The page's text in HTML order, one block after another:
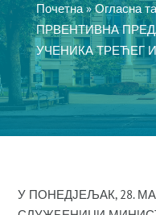
Почетна»Огласна
ПРВЕНТИВНА
УЧЕНИКА ТРЕЋЕГ
У ПОНЕДЈЕЉАК, 28.